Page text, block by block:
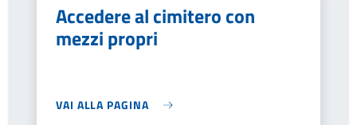
Accedere al cimitero con
mezzi propri
VAI ALLA PAGINA